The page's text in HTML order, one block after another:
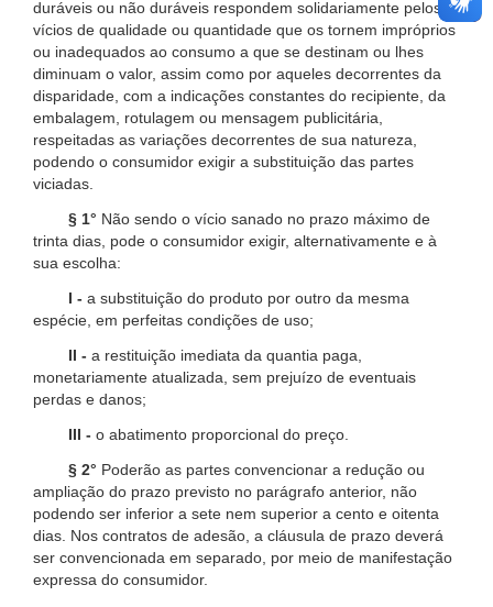
duráveis ou não duráveis respondem solidariamente pelos
vícios de qualidade ou quantidade que os tornem impróprios
ou inadequados ao consumo a que se destinam ou lhes
diminuam o valor, assim como por aqueles decorrentes da
disparidade, com a indicações constantes do recipiente, da
embalagem, rotulagem ou mensagem publicitária,
respeitadas as variações decorrentes de sua natureza,
podendo o consumidor exigir a substituição das partes
viciadas.
§ 1° Não sendo o vício sanado no prazo máximo de
trinta dias, pode o consumidor exigir, alternativamente e à
sua escolha:
I - a substituição do produto por outro da mesma
espécie, em perfeitas condições de uso;
II - a restituição imediata da quantia paga,
monetariamente atualizada, sem prejuízo de eventuais
perdas e danos;
III - o abatimento proporcional do preço.
§ 2° Poderão as partes convencionar a redução ou
ampliação do prazo previsto no parágrafo anterior, não
podendo ser inferior a sete nem superior a cento e oitenta
dias. Nos contratos de adesão, a cláusula de prazo deverá
ser convencionada em separado, por meio de manifestação
expressa do consumidor.